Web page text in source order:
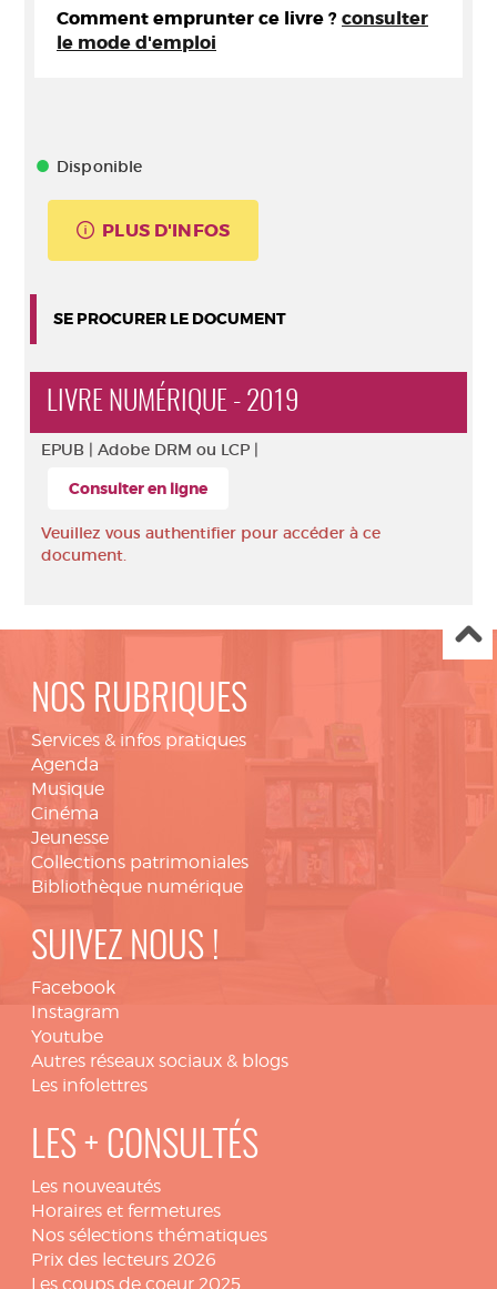
Comment emprunter ce livre ? consulter
le mode d'emploi
Disponible
PLUS D'INFOS
SE PROCURER LE DOCUMENT
LIVRE NUMÉRIQUE - 2019
EPUB | Adobe DRM ou LCP |
Consulter en ligne
Veuillez vous authentifier pour accéder à ce
document.
NOS RUBRIQUES
Services & infos pratiques
Agenda
Musique
Cinéma
Jeunesse
Collections patrimoniales
Bibliothèque numérique
SUIVEZ NOUS !
Facebook
Instagram
Youtube
Autres réseaux sociaux & blogs
Les infolettres
LES + CONSULTÉS
Les nouveautés
Horaires et fermetures
Nos sélections thématiques
Prix des lecteurs 2026
Les coups de coeur 2025